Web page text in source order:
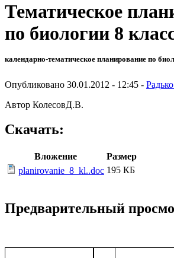
Тематическое
по биологии 8
календарно-тематическое планирование по
Опубликовано 30.01.2012 - 12:45 -
Автор КолесовД.В.
Скачать:
Вложение
Размер
planirovanie_8_kl..doc 195 КБ
Предварительный